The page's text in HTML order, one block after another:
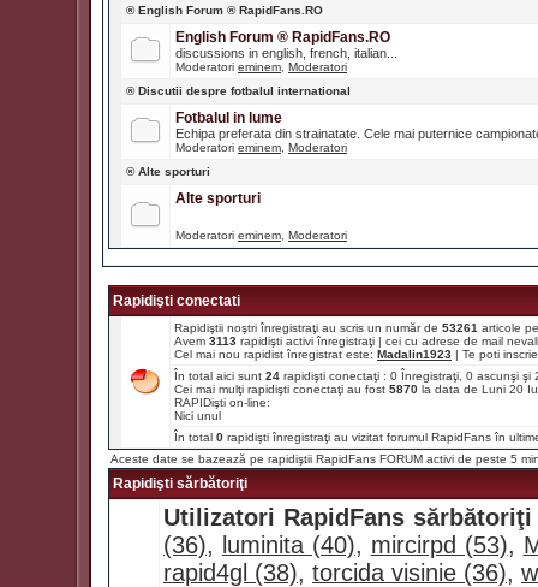
® English Forum ® RapidFans.RO
English Forum ® RapidFans.RO
discussions in english, french, italian...
Moderatori eminem Moderatori
® Discutii despre fotbalul international
Fotbalul in lume
Echipa preferata din strainatate. Cele mai puternice
Moderatori eminem Moderatori
® Alte sporturi
Alte sporturi
Moderatori eminem Moderatori
Rapidişti conectati
Rapidiştii noştri înregistraţi au scris un număr de 53261 articole
Avem 3113 rapidişti activi înregistraţi | cei cu adrese de mail
Cel mai nou rapidist înregistrat este: Madalin1923 | Te poti
În total aici sunt 24 rapidişti conectaţi : 0 Înregistraţi, 0 ascunşi
Cei mai mulţi rapidişti conectaţi au fost 5870 la data de Luni 20
RAPIDişti on-line:
Nici unul
În total 0 rapidişti înregistraţi au vizitat forumul RapidFans în
Aceste date se bazează pe rapidiştii RapidFans FORUM activi de peste 5
Rapidişti sărbătoriţi
Utilizatori RapidFans
(36), luminita (40), mircirpd (53),
rapid4gl (38), torcida visinie (36),